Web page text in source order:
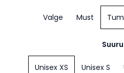
Valge Must
Unisex XS Unisex S